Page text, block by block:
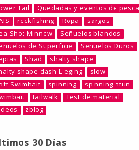
Tail
Quedadas y eventos de pesca
rockfishing Ropa
sargos
Shot Minnow
Señuelos blandos
de Superficie
Señuelos Duros
Shad
shalty shape
shape dash L-eging
slow
Swimbait
spinning
spinning atun
tailwalk
Test de material
zblog
30 Días